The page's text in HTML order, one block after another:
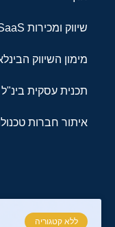
שיווק ומכירות SaaS
מימון השיווק
תכנית עסקית בינ"ל
איתור חברות
ללא קטגוריה